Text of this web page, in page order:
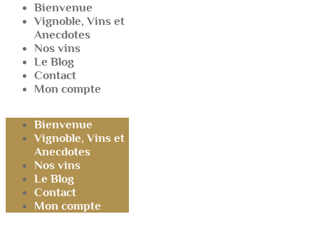
Bienvenue
Vignoble, Vins et
Anecdotes
Nos vins
Le Blog
Contact
Mon compte
Bienvenue
Vignoble, Vins et
Anecdotes
Nos vins
Le Blog
Contact
Mon compte